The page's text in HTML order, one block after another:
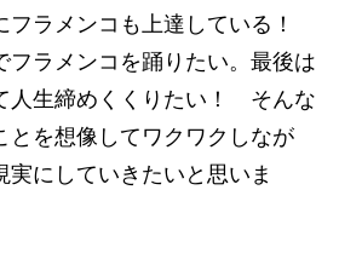
フラメンコも上達している！
フラメンコを踊りたい。最後は
人生締めくくりたい！ そんな
とを想像してワクワクしなが
実にしていきたいと思いま